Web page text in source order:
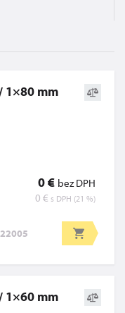
1×80 mm
0 € bez DPH
0 € s DPH (21 %)
1×60 mm